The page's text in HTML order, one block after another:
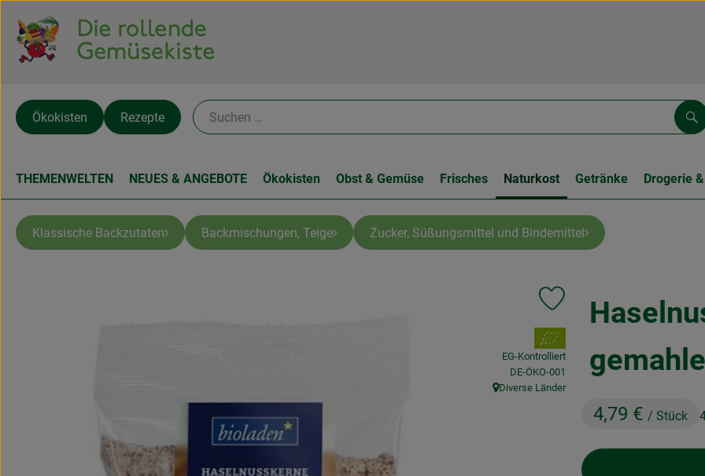
Ökokisten Rezepte
THEMENWELTEN NEUES & ANGEBOTE Ökokisten Obst & Gemüse Frisches Naturkost Getränke Drogerie
Klassische Backzutaten Backmischungen, Teige Zucker, Süßungsmittel und Bindemittel
4,79 € / Stück
Produkt zu Favouriten hinzufügen
, Verband:
EG-Kontrolliert
, Kontrollstelle:
DE-ÖKO-001
, Herkunft:
Diverse Länder